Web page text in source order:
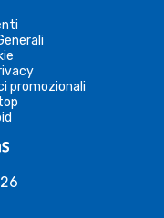
promozionali